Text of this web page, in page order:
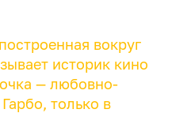
вокруг
историк кино
— любовно-
только в